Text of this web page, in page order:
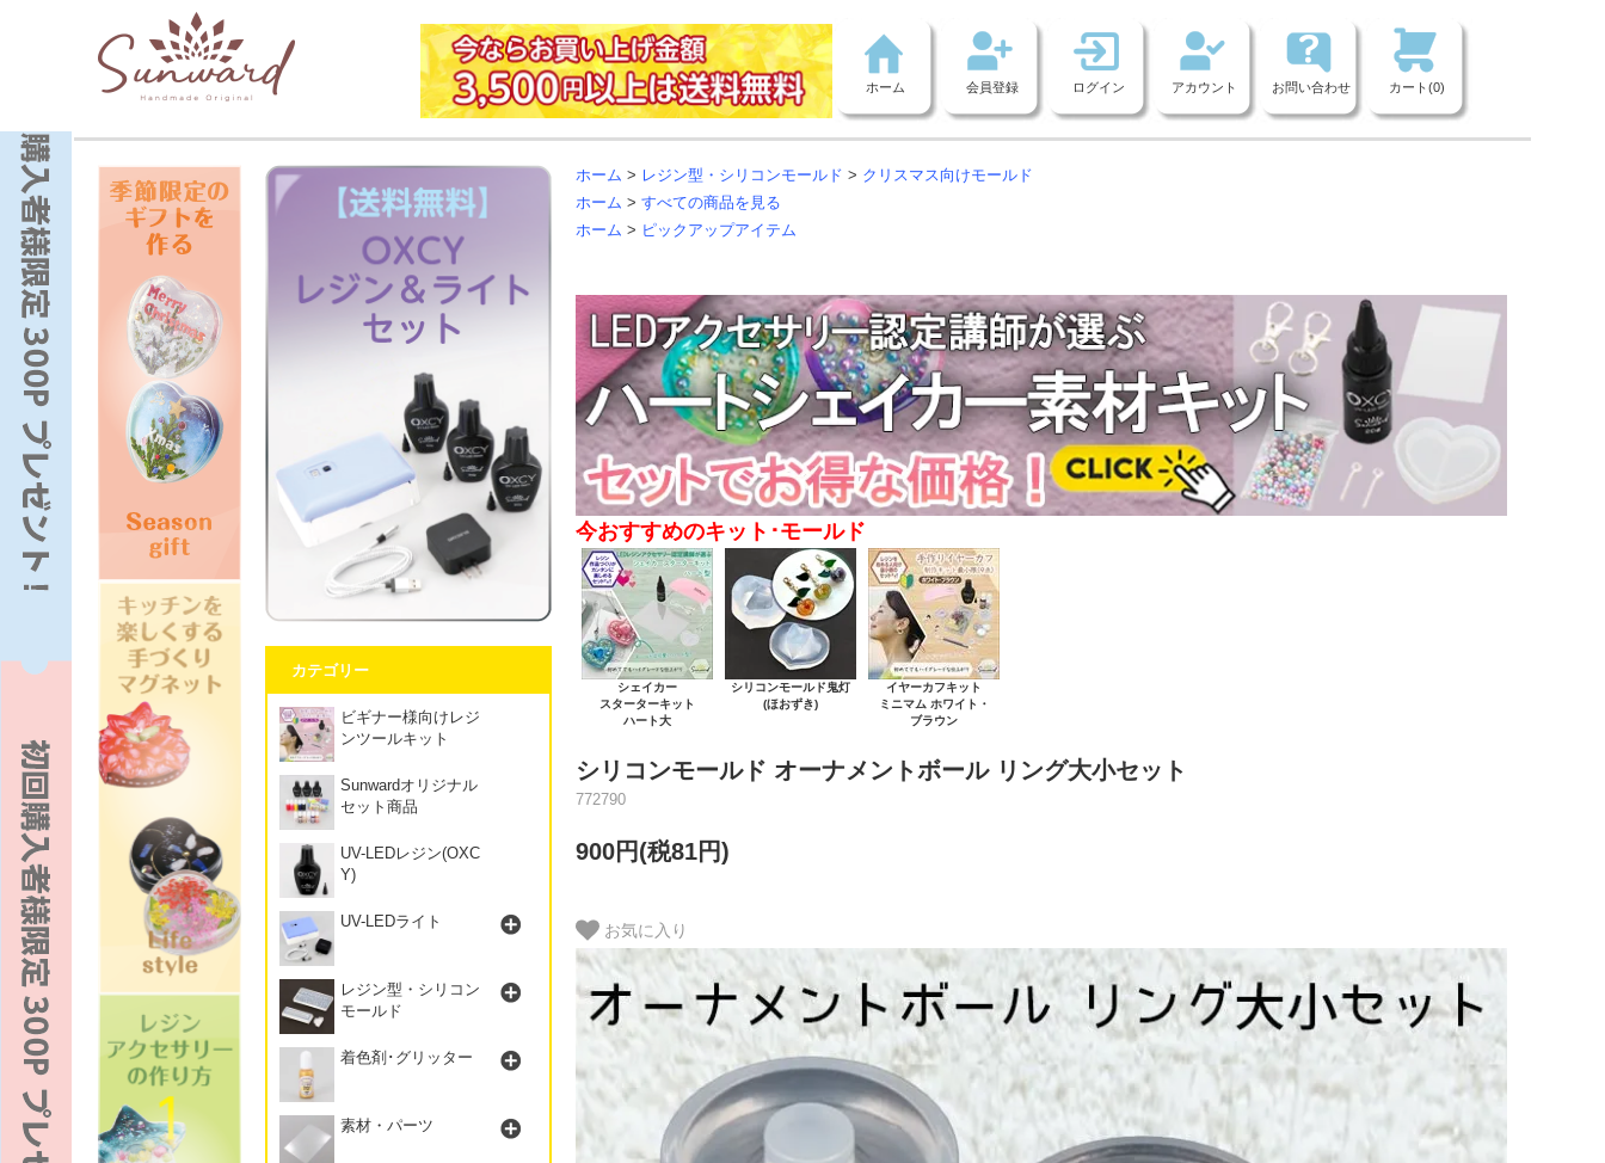
ホーム 会員登録 ログイン アカウント お問い合わせ カート(0)
ホーム > レジン型・シリコンモールド > クリスマス向けモールド
ホーム > すべての商品を見る
ホーム > ピックアップアイテム
今おすすめのキット･モールド
シェイカー
スターターキット
ハート大
シリコンモールド鬼灯
(ほおずき)
イヤーカフキット
ミニマム ホワイト・
ブラウン
シリコンモールド オーナメントボール リング大小セット
772790
900円(税81円)
お気に入り
カテゴリー
ビギナー様向けレジ
ンツールキット
Sunwardオリジナル
セット商品
UV-LEDレジン(OXC
Y)
UV-LEDライト
レジン型・シリコン
モールド
着色剤･グリッター
素材・パーツ